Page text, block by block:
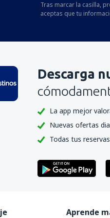
Tras marcar la casilla,
aceptas que tu
Descarga
La app mejor
Nuevas ofertas
Todas tus
Aprende